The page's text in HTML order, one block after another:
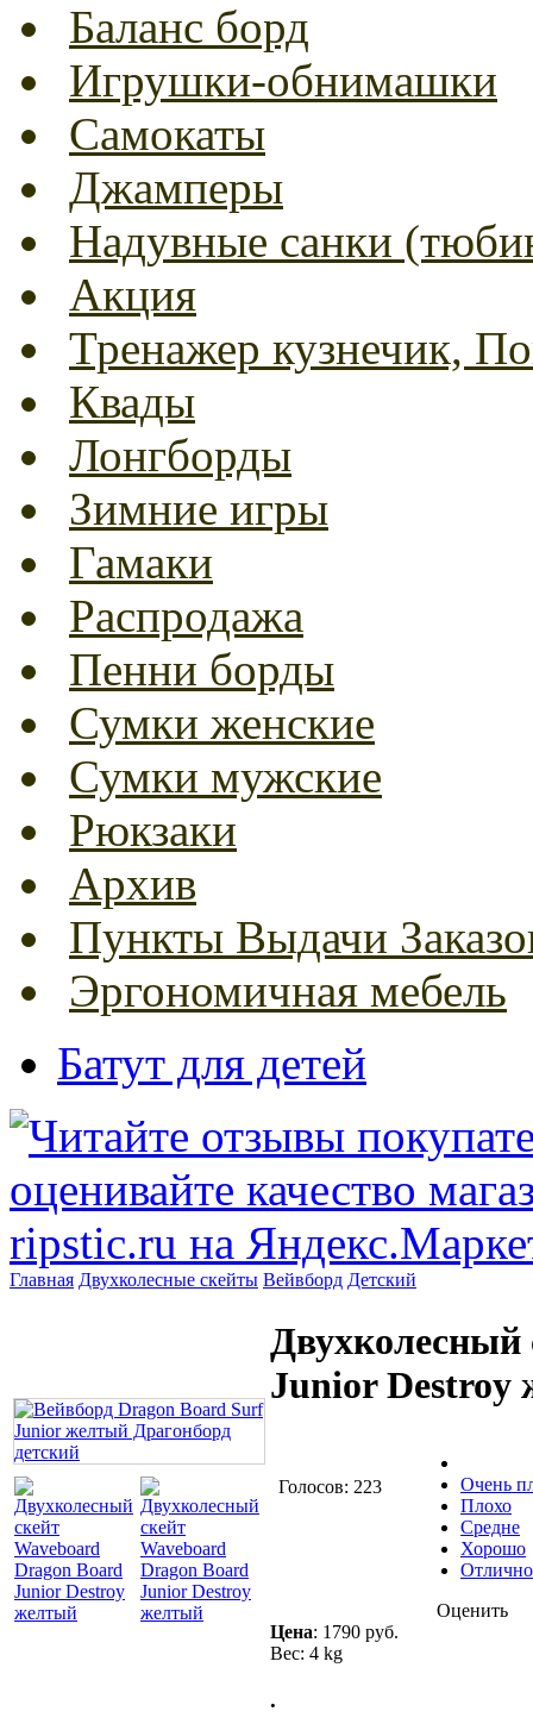
Баланс борд
Игрушки-обнимашки
Самокаты
Джамперы
Надувные санки
Акция
Тренажер кузнечик,
Квады
Лонгборды
Зимние игры
Гамаки
Распродажа
Пенни борды
Сумки женские
Сумки мужские
Рюкзаки
Архив
Пункты Выдачи
Эргономичная мебель
Батут для детей
Главная Двухколесные скейты Вейвборд Детский
Двухколесный
Junior Destroy
Голосов: 223
Очень
Плохо
Средне
Хорошо
Отлично
Оценить
Цена: 1790 руб.
Вес: 4 kg
.